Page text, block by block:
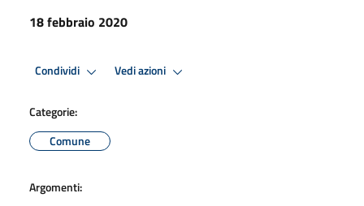
18 febbraio 2020
Condividi Vedi azioni
Categorie:
Comune
Argomenti: